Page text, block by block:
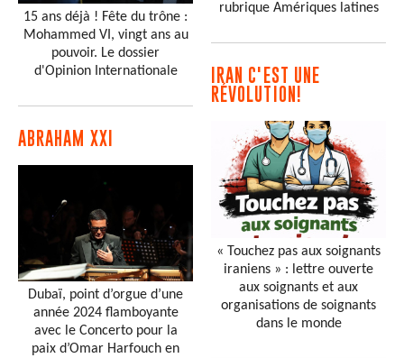
15 ans déjà ! Fête du trône :
Mohammed VI, vingt ans au
pouvoir. Le dossier
d'Opinion Internationale
ABRAHAM XXI
Dubaï, point d’orgue d’une
année 2024 flamboyante
avec le Concerto pour la
paix d’Omar Harfouch en
rubrique Amériques latines
IRAN C'EST UNE
RÉVOLUTION!
« Touchez pas aux soignants
iraniens » : lettre ouverte
aux soignants et aux
organisations de soignants
dans le monde